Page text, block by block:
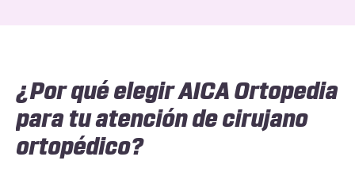
¿Por qué elegir AICA Ortopedia
para tu atención de cirujano
ortopédico?